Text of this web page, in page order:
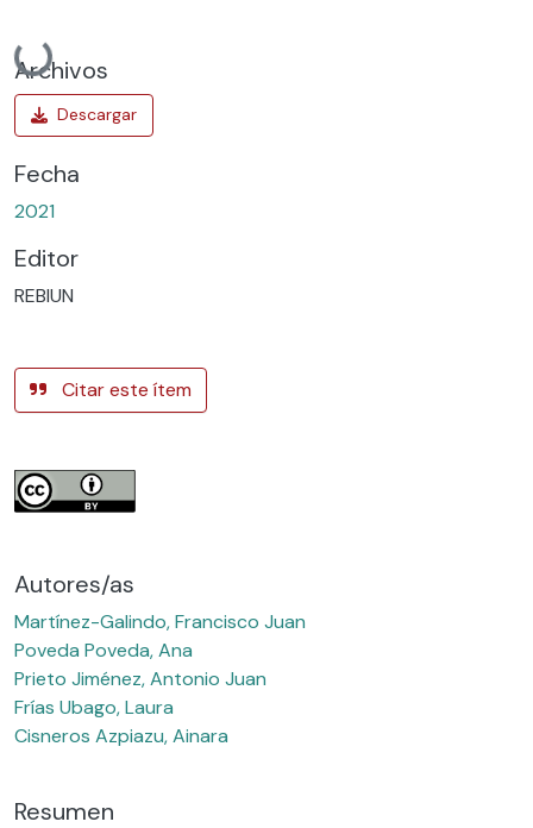
Cargando...
Archivos
Fecha
2021
Editor
REBIUN
Citar este ítem
Autores/as
Martínez-Galindo, Francisco Juan
Poveda Poveda, Ana
Prieto Jiménez, Antonio Juan
Frías Ubago, Laura
Cisneros Azpiazu, Ainara
Resumen